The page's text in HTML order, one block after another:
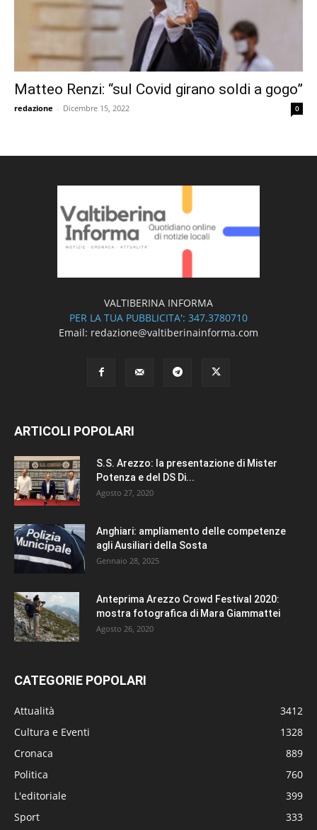
Matteo Renzi: “sul Covid girano soldi a gogo”
redazione - Dicembre 15, 2022 0
VALTIBERINA INFORMA
PER LA TUA PUBBLICITA': 347.3780710
Email: redazione@valtiberinainforma.com
ARTICOLI POPOLARI
S.S. Arezzo: la presentazione di Mister
Potenza e del DS Di...
Agosto 27, 2020
Anghiari: ampliamento delle competenze
agli Ausiliari della Sosta
Gennaio 28, 2025
Anteprima Arezzo Crowd Festival 2020:
mostra fotografica di Mara Giammattei
Agosto 26, 2020
CATEGORIE POPOLARI
Attualità
3412
Cultura e Eventi
1328
Cronaca
889
Politica
760
L'editoriale
399
Sport
333